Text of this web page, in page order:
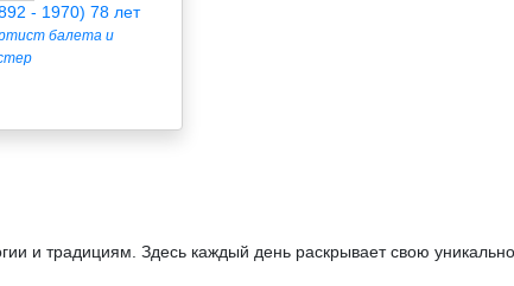
- 1970) 78 лет
балета и
и традициям. Здесь каждый день раскрывает свою